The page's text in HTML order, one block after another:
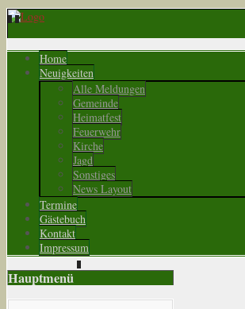
Home
Neuigkeiten
Alle Meldungen
Gemeinde
Heimatfest
Feuerwehr
Kirche
Jagd
Sonstiges
News Layout
Termine
Gästebuch
Kontakt
Impressum
Hauptmenü